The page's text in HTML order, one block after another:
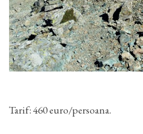
Tarif: 460 euro/persoana.